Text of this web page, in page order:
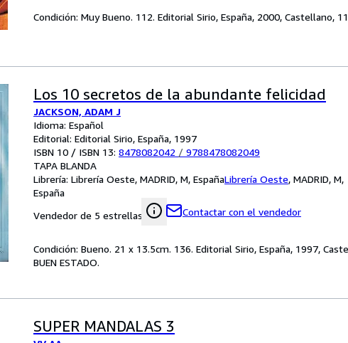
Condición: Muy Bueno. 112. Editorial Sirio, España, 2000, Castellano,
Los 10 secretos de la abundante felicidad
JACKSON, ADAM J
Idioma: Español
Editorial: Editorial Sirio, España, 1997
ISBN 10 / ISBN 13: 8478082042 / 9788478082049
TAPA BLANDA
Librería: Librería Oeste, MADRID, M, EspañaLibrería Oeste, MADRID, M,
España
Vendedor de 5 estrellas
Contactar con el vendedor
Condición: Bueno. 21 x 13.5cm. 136. Editorial Sirio, España, 1997,
BUEN ESTADO.
SUPER MANDALAS 3